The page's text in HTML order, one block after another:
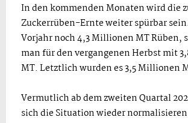
In den kommenden Monaten wird die
Zuckerrüben-Ernte weiter spürbar
Vorjahr noch 4,3 Millionen MT Rüben,
man für den vergangenen Herbst mit
MT. Letztlich wurden es 3,5 Millionen
Vermutlich ab dem zweiten Quartal
sich die Situation wieder